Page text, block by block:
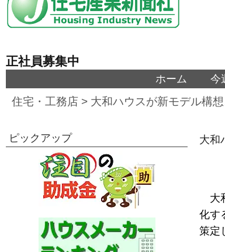
正社員募集中
ホーム 今
住宅・工務店 > 大和ハウスが新モデル構
大和
大
化す
策定
ピックアップ